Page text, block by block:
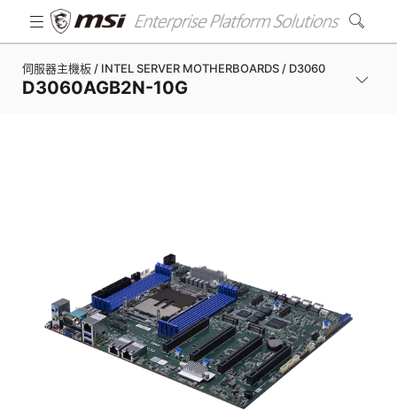
伺服器主機板 / INTEL SERVER MOTHERBOARDS / D3060
D3060AGB2N-10G